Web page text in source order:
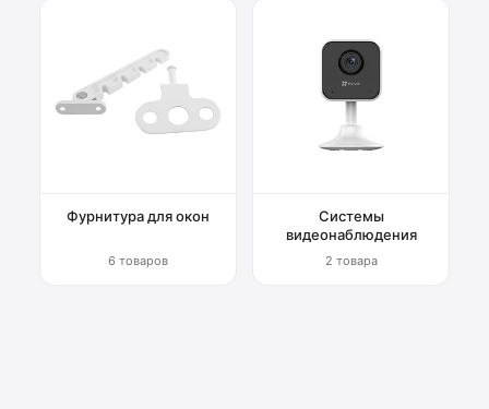
Фурнитура для окон
6 товаров
Системы
видеонаблюдения
2 товара